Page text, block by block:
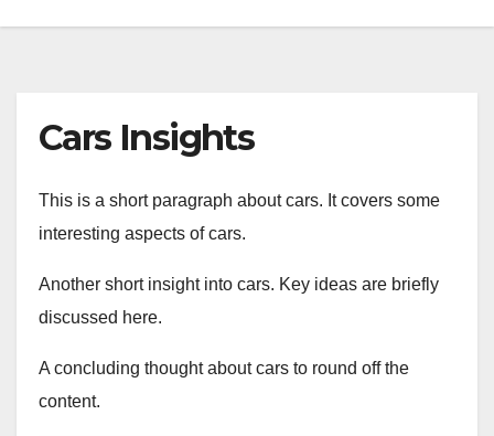
Cars Insights
This is a short paragraph about cars. It covers some
interesting aspects of cars.
Another short insight into cars. Key ideas are briefly
discussed here.
A concluding thought about cars to round off the
content.